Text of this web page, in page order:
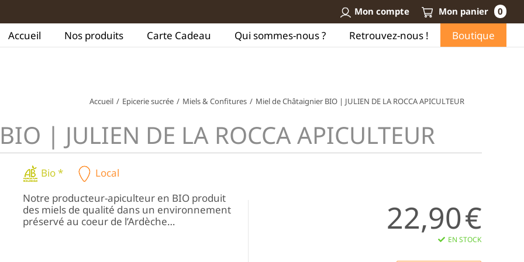
Mon compte Mon panier 0
Accueil Nos produits Carte Cadeau Qui sommes-nous ? Retrouvez-nous ! Boutique
Accueil / Epicerie sucrée / Miels & Confitures / Miel de Châtaignier BIO | JULIEN DE LA ROCCA APICULTEUR
| JULIEN DE LA ROCCA APICULTEUR
Bio *
Local
Notre producteur-apiculteur en BIO produit
des miels de qualité dans un environnement
préservé au coeur de l’Ardèche…
22,90€
EN STOCK